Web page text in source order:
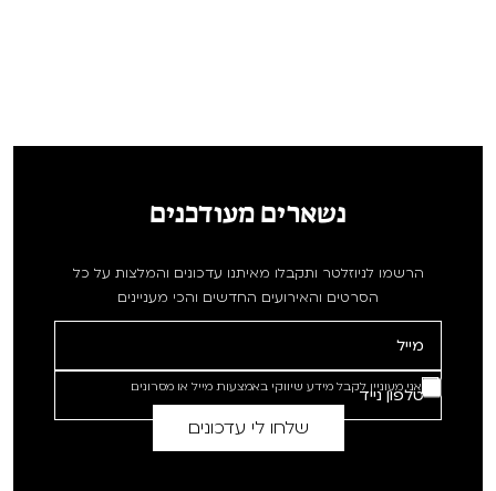
נשארים מעודכנים
הרשמו לניוזלטר ותקבלו מאיתנו עדכונים והמלצות על כל
הסרטים והאירועים החדשים והכי מעניינים
אני מעוניין לקבל מידע שיווקי באמצעות מייל או מסרונים